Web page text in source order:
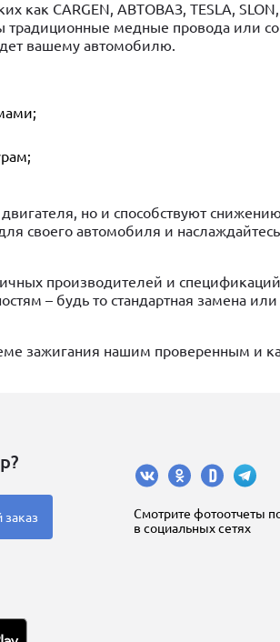
CARGEN, АВТОВАЗ, TESLA, SLON,
традиционные медные провода или
вашему автомобилю.
но и способствуют
своего автомобиля и
производителей и
– будь то стандартная замена
зажигания нашим проверенным и
Cмотрите фотоотчеты
в социальных сетях